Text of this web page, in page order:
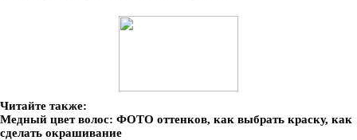
Читайте также:
Медный цвет волос: ФОТО оттенков, как выбрать краску, как
сделать окрашивание